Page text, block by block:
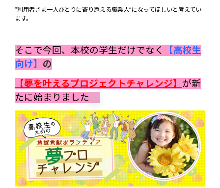
”利用者さま一人ひとりに寄り添える職業人”になってほしいと考えてい
ます。
そこで今回、本校の学生だけでなく 【高校生
向け】 の
【夢を叶えるプロジェクトチャレンジ】 が新
たに始まりました